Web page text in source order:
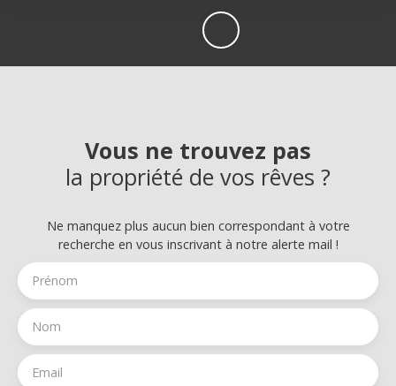
Vous ne trouvez pas
la propriété de vos rêves ?
Ne manquez plus aucun bien correspondant à votre
recherche en vous inscrivant à notre alerte mail !
Prénom
Nom
Email